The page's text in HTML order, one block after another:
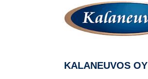
KALANEUVOS OY